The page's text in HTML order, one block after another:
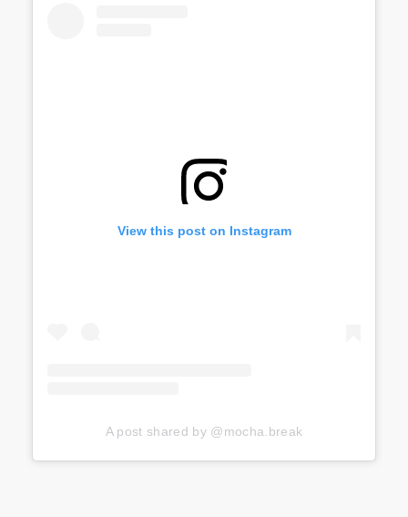
View this post on Instagram
A post shared by @mocha.break